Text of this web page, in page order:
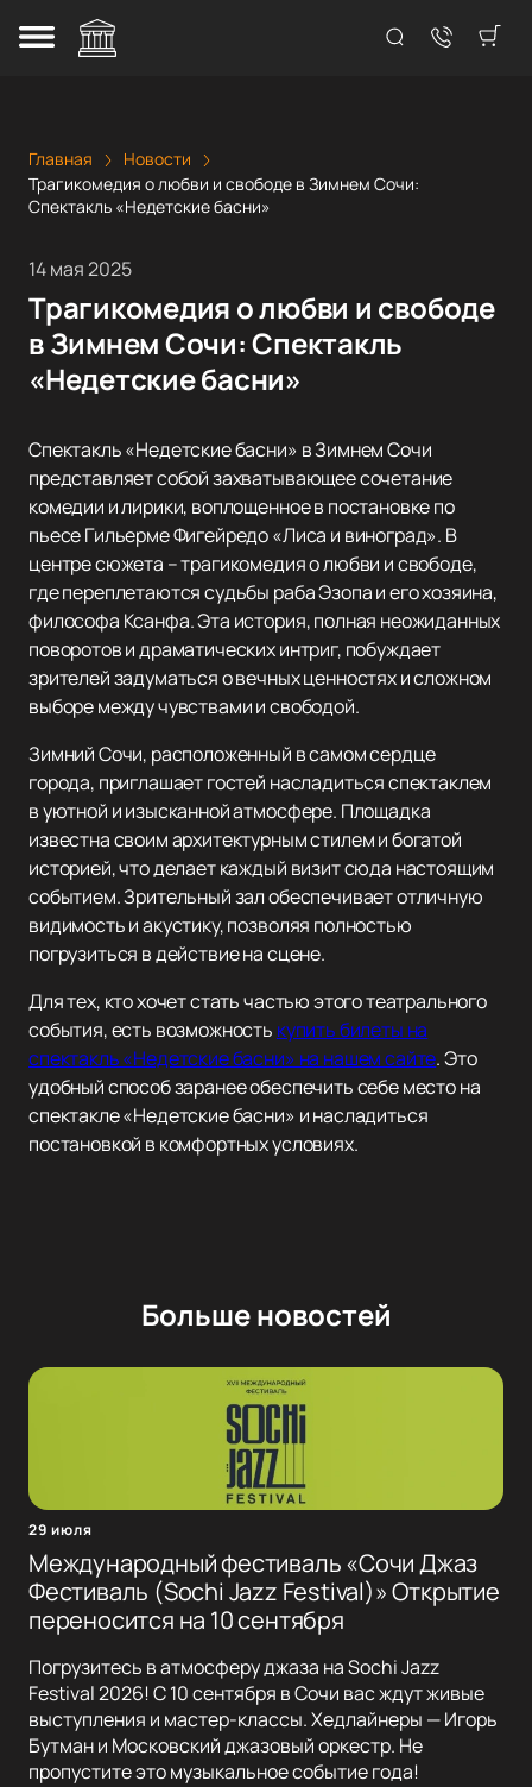
Главная
Новости
Трагикомедия о любви и свободе в Зимнем Сочи:
Спектакль «Недетские басни»
14 мая 2025
Трагикомедия о любви и свободе
в Зимнем Сочи: Спектакль
«Недетские басни»
Спектакль «Недетские басни» в Зимнем Сочи
представляет собой захватывающее сочетание
комедии и лирики, воплощенное в постановке по
пьесе Гильерме Фигейредо «Лиса и виноград». В
центре сюжета – трагикомедия о любви и свободе,
где переплетаются судьбы раба Эзопа и его хозяина,
философа Ксанфа. Эта история, полная неожиданных
поворотов и драматических интриг, побуждает
зрителей задуматься о вечных ценностях и сложном
выборе между чувствами и свободой.
Зимний Сочи, расположенный в самом сердце
города, приглашает гостей насладиться спектаклем
в уютной и изысканной атмосфере. Площадка
известна своим архитектурным стилем и богатой
историей, что делает каждый визит сюда настоящим
событием. Зрительный зал обеспечивает отличную
видимость и акустику, позволяя полностью
погрузиться в действие на сцене.
Для тех, кто хочет стать частью этого театрального
события, есть возможность купить билеты на
спектакль «Недетские басни» на нашем сайте. Это
удобный способ заранее обеспечить себе место на
спектакле «Недетские басни» и насладиться
постановкой в комфортных условиях.
Больше новостей
29 июля
Международный фестиваль «Сочи Джаз
Фестиваль (Sochi Jazz Festival)» Открытие
переносится на 10 сентября
Погрузитесь в атмосферу джаза на Sochi Jazz
Festival 2026! С 10 сентября в Сочи вас ждут живые
выступления и мастер-классы. Хедлайнеры — Игорь
Бутман и Московский джазовый оркестр. Не
пропустите это музыкальное событие года!